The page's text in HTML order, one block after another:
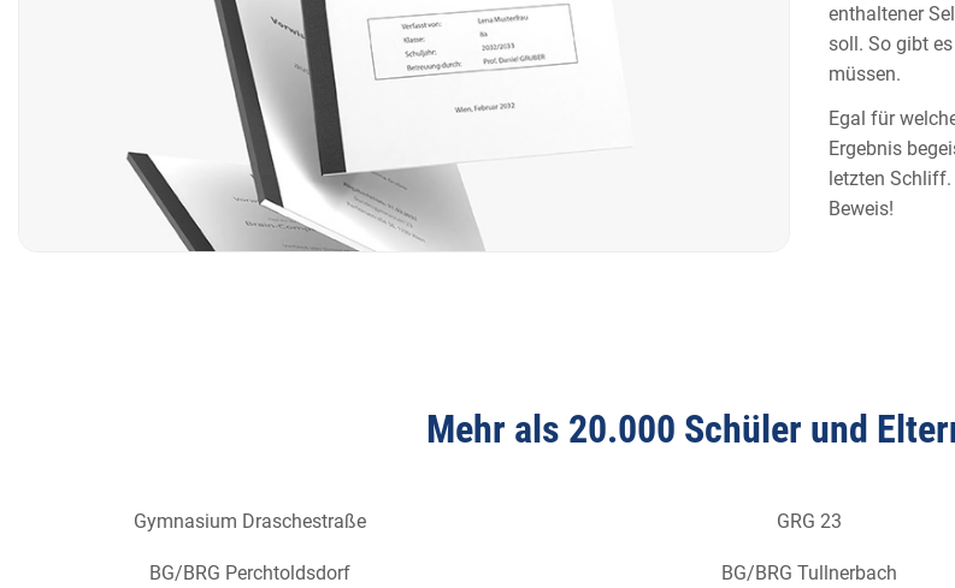
enthaltener
soll. So gibt
müssen.
Egal für
Ergebnis
letzten Schliff.
Beweis!
Mehr als 20.000 Schüler und
Gymnasium Draschestraße
BG/BRG Perchtoldsdorf
GRG 23
BG/BRG Tullnerbach